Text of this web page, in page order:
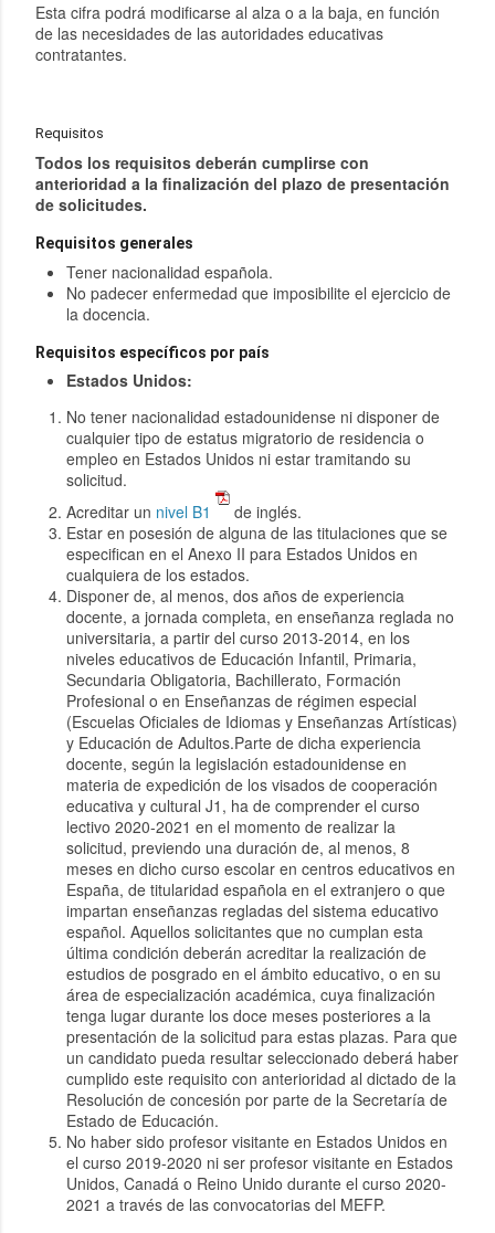
Esta cifra podrá modificarse al alza o a la baja, en función
de las necesidades de las autoridades educativas
contratantes.
Requisitos
Todos los requisitos deberán cumplirse con
anterioridad a la finalización del plazo de presentación
de solicitudes.
Requisitos generales
Tener nacionalidad española.
No padecer enfermedad que imposibilite el ejercicio de
la docencia.
Requisitos específicos por país
Estados Unidos:
No tener nacionalidad estadounidense ni disponer de
cualquier tipo de estatus migratorio de residencia o
empleo en Estados Unidos ni estar tramitando su
solicitud.
Acreditar un nivel B1
de inglés.
Estar en posesión de alguna de las titulaciones que se
especifican en el Anexo II para Estados Unidos en
cualquiera de los estados.
Disponer de, al menos, dos años de experiencia
docente, a jornada completa, en enseñanza reglada no
universitaria, a partir del curso 2013-2014, en los
niveles educativos de Educación Infantil, Primaria,
Secundaria Obligatoria, Bachillerato, Formación
Profesional o en Enseñanzas de régimen especial
(Escuelas Oficiales de Idiomas y Enseñanzas Artísticas)
y Educación de Adultos.Parte de dicha experiencia
docente, según la legislación estadounidense en
materia de expedición de los visados de cooperación
educativa y cultural J1, ha de comprender el curso
lectivo 2020-2021 en el momento de realizar la
solicitud, previendo una duración de, al menos, 8
meses en dicho curso escolar en centros educativos en
España, de titularidad española en el extranjero o que
impartan enseñanzas regladas del sistema educativo
español. Aquellos solicitantes que no cumplan esta
última condición deberán acreditar la realización de
estudios de posgrado en el ámbito educativo, o en su
área de especialización académica, cuya finalización
tenga lugar durante los doce meses posteriores a la
presentación de la solicitud para estas plazas. Para que
un candidato pueda resultar seleccionado deberá haber
cumplido este requisito con anterioridad al dictado de la
Resolución de concesión por parte de la Secretaría de
Estado de Educación.
No haber sido profesor visitante en Estados Unidos en
el curso 2019-2020 ni ser profesor visitante en Estados
Unidos, Canadá o Reino Unido durante el curso 2020-
2021 a través de las convocatorias del MEFP.